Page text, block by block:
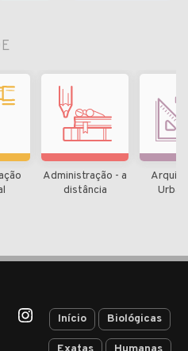
Administração - a
distância
Início Biológicas